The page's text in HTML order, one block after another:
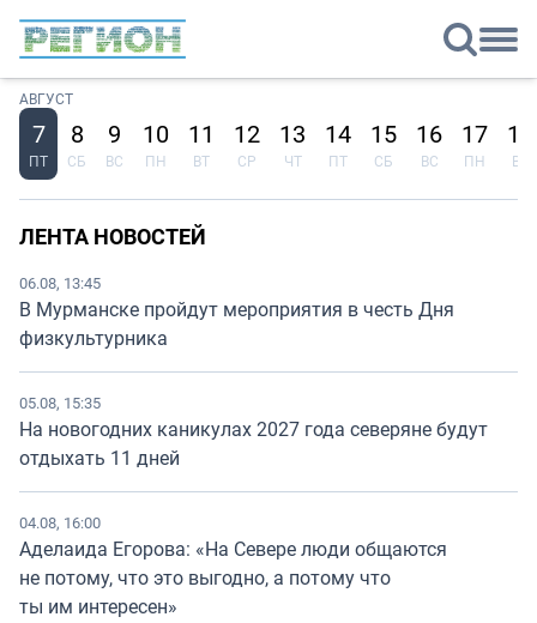
АВГУСТ
7
ПТ
8
СБ
9
ВС
10
ПН
11
ВТ
12
СР
13
ЧТ
14
ПТ
15
СБ
16
ВС
17
ПН
18
ВТ
ЛЕНТА НОВОСТЕЙ
06.08, 13:45
В Мурманске пройдут мероприятия в честь Дня
физкультурника
05.08, 15:35
На новогодних каникулах 2027 года северяне будут
отдыхать 11 дней
04.08, 16:00
Аделаида Егорова: «На Севере люди общаются
не потому, что это выгодно, а потому что
ты им интересен»